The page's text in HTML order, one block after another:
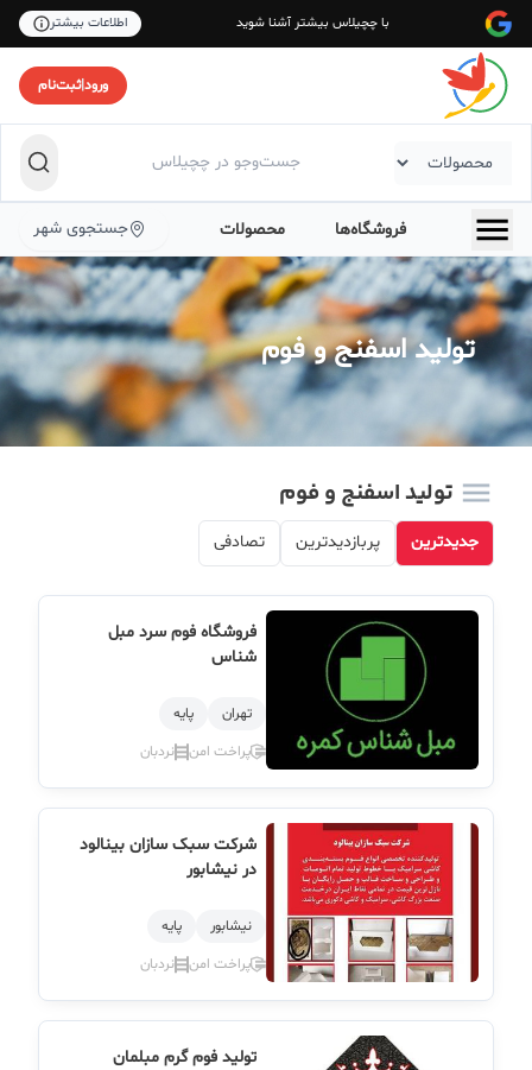
با چچیلاس بیشتر آشنا شوید اطلاعات بیشتر
ورود|ثبت‌نام
فروشگاه‌ها محصولات جستجوی شهر
تولید اسفنج و فوم
تولید اسفنج و فوم
جدیدترین پربازدیدترین تصادفی
فروشگاه فوم سرد مبل
شناس
تهران
پایه
پراخت امن
نردبان
شرکت سبک سازان بینالود
در نیشابور
نیشابور
پایه
پراخت امن
نردبان
تولید فوم گرم مبلمان